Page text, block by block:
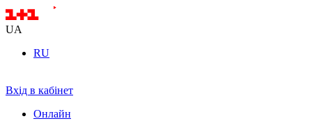
UA
RU
Вхід в кабінет
Онлайн